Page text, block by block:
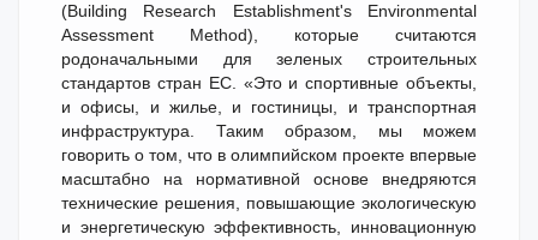
(Building Research Establishment's Environmental
Assessment Method), которые считаются
родоначальными для зеленых строительных
стандартов стран ЕС. «Это и спортивные объекты,
и офисы, и жилье, и гостиницы, и транспортная
инфраструктура. Таким образом, мы можем
говорить о том, что в олимпийском проекте впервые
масштабно на нормативной основе внедряются
технические решения, повышающие экологическую
и энергетическую эффективность, инновационную